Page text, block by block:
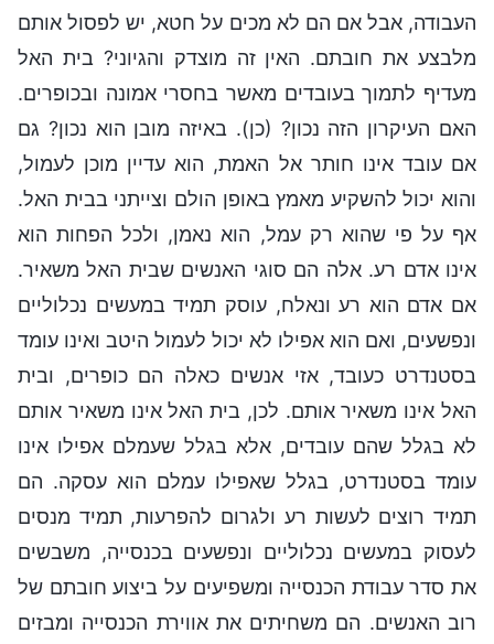
העבודה, אבל אם הם לא מכים על חטא, יש לפסול אותם
מלבצע את חובתם. האין זה מוצדק והגיוני? בית האל
מעדיף לתמוך בעובדים מאשר בחסרי אמונה ובכופרים.
האם העיקרון הזה נכון? (כן). באיזה מובן הוא נכון? גם
אם עובד אינו חותר אל האמת, הוא עדיין מוכן לעמול,
והוא יכול להשקיע מאמץ באופן הולם וצייתני בבית האל.
אף על פי שהוא רק עמל, הוא נאמן, ולכל הפחות הוא
אינו אדם רע. אלה הם סוגי האנשים שבית האל משאיר.
אם אדם הוא רע ונאלח, עוסק תמיד במעשים נכלוליים
ונפשעים, ואם הוא אפילו לא יכול לעמול היטב ואינו עומד
בסטנדרט כעובד, אזי אנשים כאלה הם כופרים, ובית
האל אינו משאיר אותם. לכן, בית האל אינו משאיר אותם
לא בגלל שהם עובדים, אלא בגלל שעמלם אפילו אינו
עומד בסטנדרט, בגלל שאפילו עמלם הוא עסקה. הם
תמיד רוצים לעשות רע ולגרום להפרעות, תמיד מנסים
לעסוק במעשים נכלוליים ונפשעים בכנסייה, משבשים
את סדר עבודת הכנסייה ומשפיעים על ביצוע חובתם של
רוב האנשים. הם משחיתים את אווירת הכנסייה ומבזים